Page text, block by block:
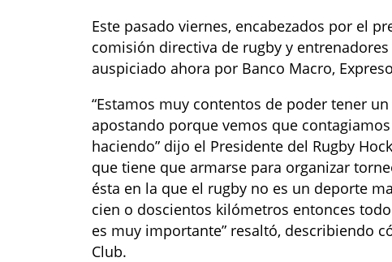
Este pasado viernes, encabezados por el
comisión directiva de rugby y
auspiciado ahora por Banco Macro,
“Estamos muy contentos de poder tener
apostando porque vemos que
haciendo” dijo el Presidente del Rugby
que tiene que armarse para organizar
ésta en la que el rugby no es un deporte
cien o doscientos kilómetros entonces
es muy importante” resaltó, describiendo
Club.